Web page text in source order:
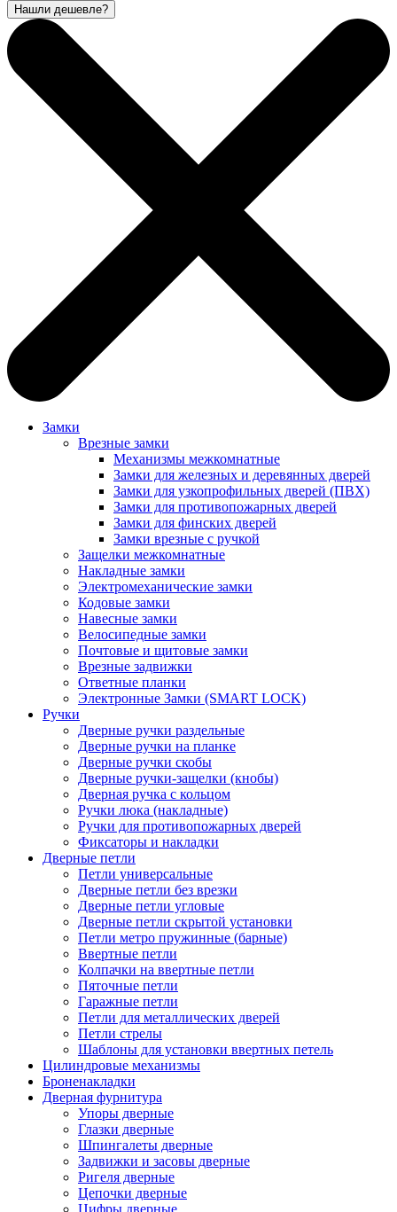
Нашли дешевле?
Замки
Врезные замки
Механизмы межкомнатные
Замки для железных и деревянных дверей
Замки для узкопрофильных дверей (ПВХ)
Замки для противопожарных дверей
Замки для финских дверей
Замки врезные с ручкой
Защелки межкомнатные
Накладные замки
Электромеханические замки
Кодовые замки
Навесные замки
Велосипедные замки
Почтовые и щитовые замки
Врезные задвижки
Ответные планки
Электронные Замки (SMART LOCK)
Ручки
Дверные ручки раздельные
Дверные ручки на планке
Дверные ручки скобы
Дверные ручки-защелки (кнобы)
Дверная ручка с кольцом
Ручки люка (накладные)
Ручки для противопожарных дверей
Фиксаторы и накладки
Дверные петли
Петли универсальные
Дверные петли без врезки
Дверные петли угловые
Дверные петли скрытой установки
Петли метро пружинные (барные)
Ввертные петли
Колпачки на ввертные петли
Пяточные петли
Гаражные петли
Петли для металлических дверей
Петли стрелы
Шаблоны для установки ввертных петель
Цилиндровые механизмы
Броненакладки
Дверная фурнитура
Упоры дверные
Глазки дверные
Шпингалеты дверные
Задвижки и засовы дверные
Ригеля дверные
Цепочки дверные
Цифры дверные